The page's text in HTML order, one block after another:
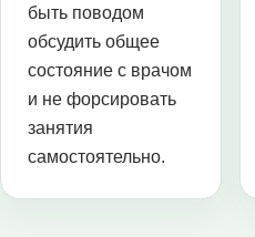
быть поводом
обсудить общее
состояние с врачом
и не форсировать
занятия
самостоятельно.